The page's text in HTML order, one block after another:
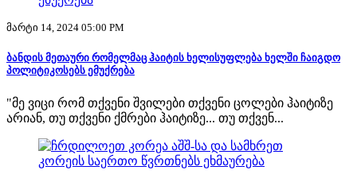
მარტი 14, 2024 05:00 PM
ბანდის მეთაური რომელმაც ჰაიტის ხელისუფლება ხელში ჩაიგდო
პოლიტიკოსებს ემუქრება
"მე ვიცი რომ თქვენი შვილები თქვენი ცოლები ჰაიტიზე
არიან, თუ თქვენი ქმრები ჰაიტიზე... თუ თქვენ...